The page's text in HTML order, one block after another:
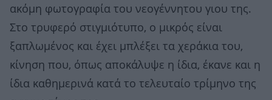
ακόμη φωτογραφία του νεογέννητου γιου της.
Στο τρυφερό στιγμιότυπο, ο μικρός είναι
ξαπλωμένος και έχει μπλέξει τα χεράκια του,
κίνηση που, όπως αποκάλυψε η ίδια, έκανε και η
ίδια καθημερινά κατά το τελευταίο τρίμηνο της